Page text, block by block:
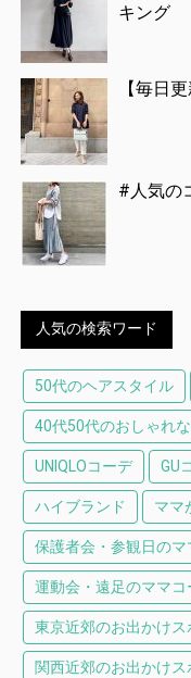
キング
【毎日
#人気の
人気の検索ワード
50代のヘアスタイル
40代50代のおしゃれ
UNIQLOコーデ GU
ハイブランド ママ
保護者会・参観日のマ
運動会・遠足のママコ
東京近郊のお出かけ
関西近郊のお出かけ